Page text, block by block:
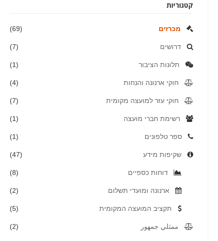
קטגוריות
מכרזים (69)
דרושים (7)
תלונות הציבור (1)
חוקי ארנונה והנחות (4)
חוקי עזר למועצה מקומית (7)
רשימת חברי מועצה (1)
ספר טלפונים (1)
שקיפות מידע (47)
דוחות כספיים (8)
ארנונה ומועדי תשלום (2)
תקציב המועצה המקומית (5)
ممثلي جمهور (2)